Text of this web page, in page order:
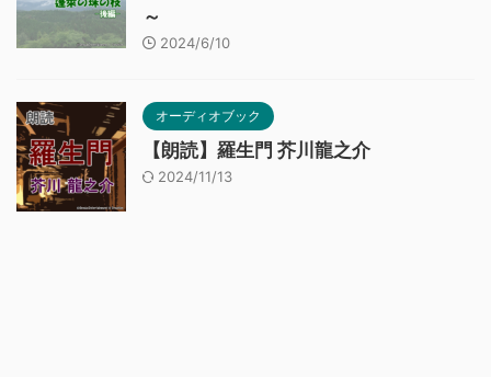
～
2024/6/10
オーディオブック
【朗読】羅生門 芥川龍之介
2024/11/13